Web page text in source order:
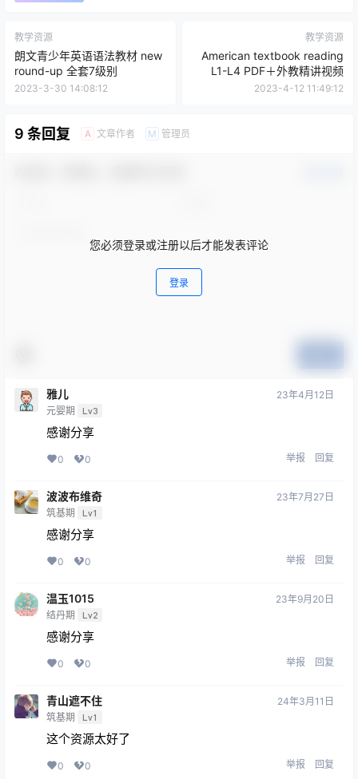
教学资源
朗文青少年英语语法教材 new
round-up 全套7级别
2023-3-30 14:08:12
教学资源
American textbook reading
L1-L4 PDF＋外教精讲视频
2023-4-12 11:49:12
9 条回复 A 文章作者 M 管理员
您必须登录或注册以后才能发表评论
登录
雅儿
元婴期 Lv3
23年4月12日
感谢分享
0 0 举报 回复
波波布维奇
筑基期 Lv1
23年7月27日
感谢分享
0 0 举报 回复
温玉1015
结丹期 Lv2
23年9月20日
感谢分享
0 0 举报 回复
青山遮不住
筑基期 Lv1
24年3月11日
这个资源太好了
0 0 举报 回复